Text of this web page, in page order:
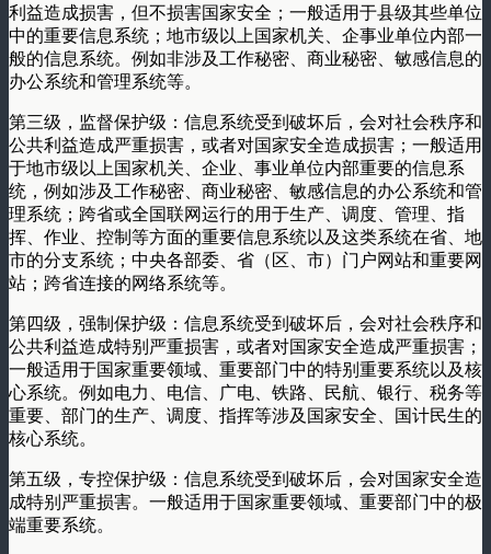
利益造成损害，但不损害国家安全；一般适用于县级其些单位
中的重要信息系统；地市级以上国家机关、企事业单位内部一
般的信息系统。例如非涉及工作秘密、商业秘密、敏感信息的
办公系统和管理系统等。
第三级，监督保护级：信息系统受到破坏后，会对社会秩序和
公共利益造成严重损害，或者对国家安全造成损害；一般适用
于地市级以上国家机关、企业、事业单位内部重要的信息系
统，例如涉及工作秘密、商业秘密、敏感信息的办公系统和管
理系统；跨省或全国联网运行的用于生产、调度、管理、指
挥、作业、控制等方面的重要信息系统以及这类系统在省、地
市的分支系统；中央各部委、省（区、市）门户网站和重要网
站；跨省连接的网络系统等。
第四级，强制保护级：信息系统受到破坏后，会对社会秩序和
公共利益造成特别严重损害，或者对国家安全造成严重损害；
一般适用于国家重要领域、重要部门中的特别重要系统以及核
心系统。例如电力、电信、广电、铁路、民航、银行、税务等
重要、部门的生产、调度、指挥等涉及国家安全、国计民生的
核心系统。
第五级，专控保护级：信息系统受到破坏后，会对国家安全造
成特别严重损害。一般适用于国家重要领域、重要部门中的极
端重要系统。